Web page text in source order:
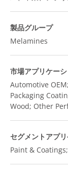
製品グループ
Melamines
市場アプリケー
Automotive
Packaging
Wood; Other
セグメントアプ
Paint &